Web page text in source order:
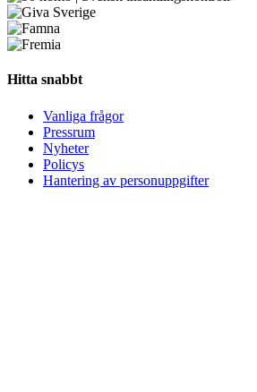
Hitta snabbt
Vanliga frågor
Pressrum
Nyheter
Policys
Hantering av personuppgifter